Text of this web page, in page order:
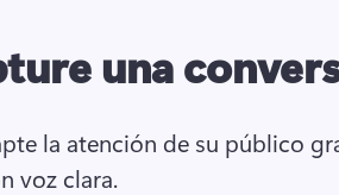
una
la atención de su público
voz clara.